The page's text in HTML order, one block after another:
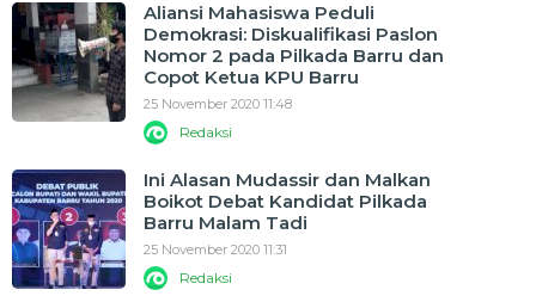
Aliansi Mahasiswa Peduli
Demokrasi: Diskualifikasi Paslon
Nomor 2 pada Pilkada Barru dan
Copot Ketua KPU Barru
25 November 2020 11:48
Redaksi
Ini Alasan Mudassir dan Malkan
Boikot Debat Kandidat Pilkada
Barru Malam Tadi
25 November 2020 11:31
Redaksi